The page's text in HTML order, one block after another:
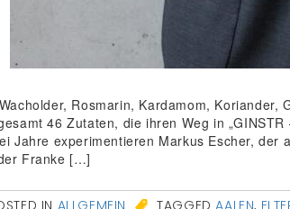
Rosmarin, Kardamom,
46 Zutaten, die ihren Weg in
Jahre experimentieren Markus Escher, der
Franke […]
IN ALLGEMEIN TAGGED AALEN,